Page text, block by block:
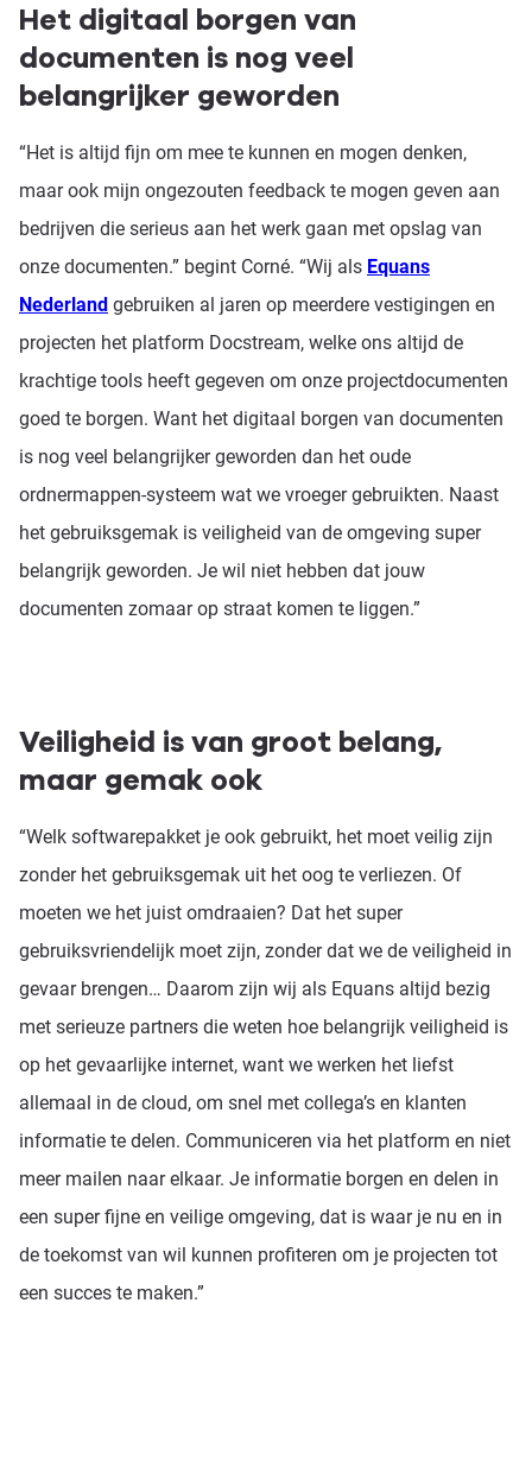
Het digitaal borgen van
documenten is nog veel
belangrijker geworden
“Het is altijd fijn om mee te kunnen en mogen denken,
maar ook mijn ongezouten feedback te mogen geven aan
bedrijven die serieus aan het werk gaan met opslag van
onze documenten.” begint Corné. “Wij als Equans
Nederland gebruiken al jaren op meerdere vestigingen en
projecten het platform Docstream, welke ons altijd de
krachtige tools heeft gegeven om onze projectdocumenten
goed te borgen. Want het digitaal borgen van documenten
is nog veel belangrijker geworden dan het oude
ordnermappen-systeem wat we vroeger gebruikten. Naast
het gebruiksgemak is veiligheid van de omgeving super
belangrijk geworden. Je wil niet hebben dat jouw
documenten zomaar op straat komen te liggen.”
Veiligheid is van groot belang,
maar gemak ook
“Welk softwarepakket je ook gebruikt, het moet veilig zijn
zonder het gebruiksgemak uit het oog te verliezen. Of
moeten we het juist omdraaien? Dat het super
gebruiksvriendelijk moet zijn, zonder dat we de veiligheid in
gevaar brengen… Daarom zijn wij als Equans altijd bezig
met serieuze partners die weten hoe belangrijk veiligheid is
op het gevaarlijke internet, want we werken het liefst
allemaal in de cloud, om snel met collega’s en klanten
informatie te delen. Communiceren via het platform en niet
meer mailen naar elkaar. Je informatie borgen en delen in
een super fijne en veilige omgeving, dat is waar je nu en in
de toekomst van wil kunnen profiteren om je projecten tot
een succes te maken.”